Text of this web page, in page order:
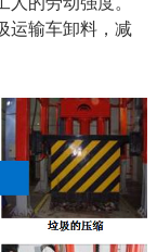
运输车卸料，减